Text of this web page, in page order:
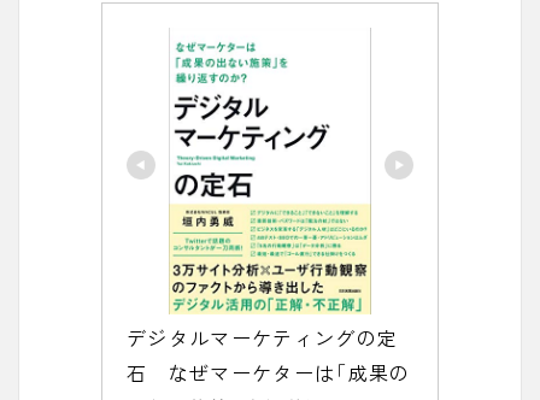
デジタルマーケティングの定
石　なぜマーケターは「成果の